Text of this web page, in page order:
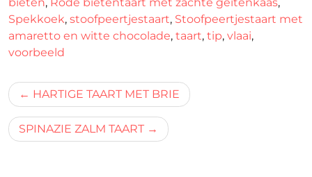
Spekkoek, stoofpeertjestaart, Stoofpeertjestaart met
amaretto en witte chocolade, taart, tip, vlaai,
voorbeeld
Bericht
navigatie
HARTIGE TAART MET BRIE
SPINAZIE ZALM TAART